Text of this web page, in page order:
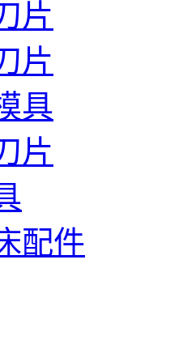
片
片
具
片
配件